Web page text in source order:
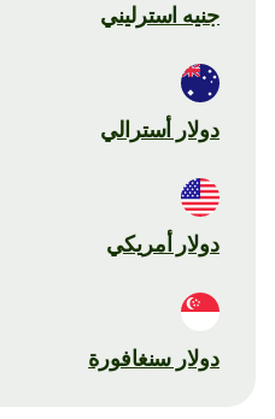
جنيه استرليني
دولار أسترالي
دولار أمريكي
دولار سنغافورة